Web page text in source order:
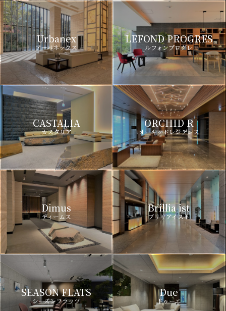
Urbanex
アーバネックス
LEFOND PROGRES
ルフォンプログレ
CASTALIA
カスタリア
ORCHID R
オーキッドレジデンス
Dimus
ディームス
Brillia ist
ブリリアイスト
SEASON FLATS
シーズンフラッツ
Due
ドゥーエ